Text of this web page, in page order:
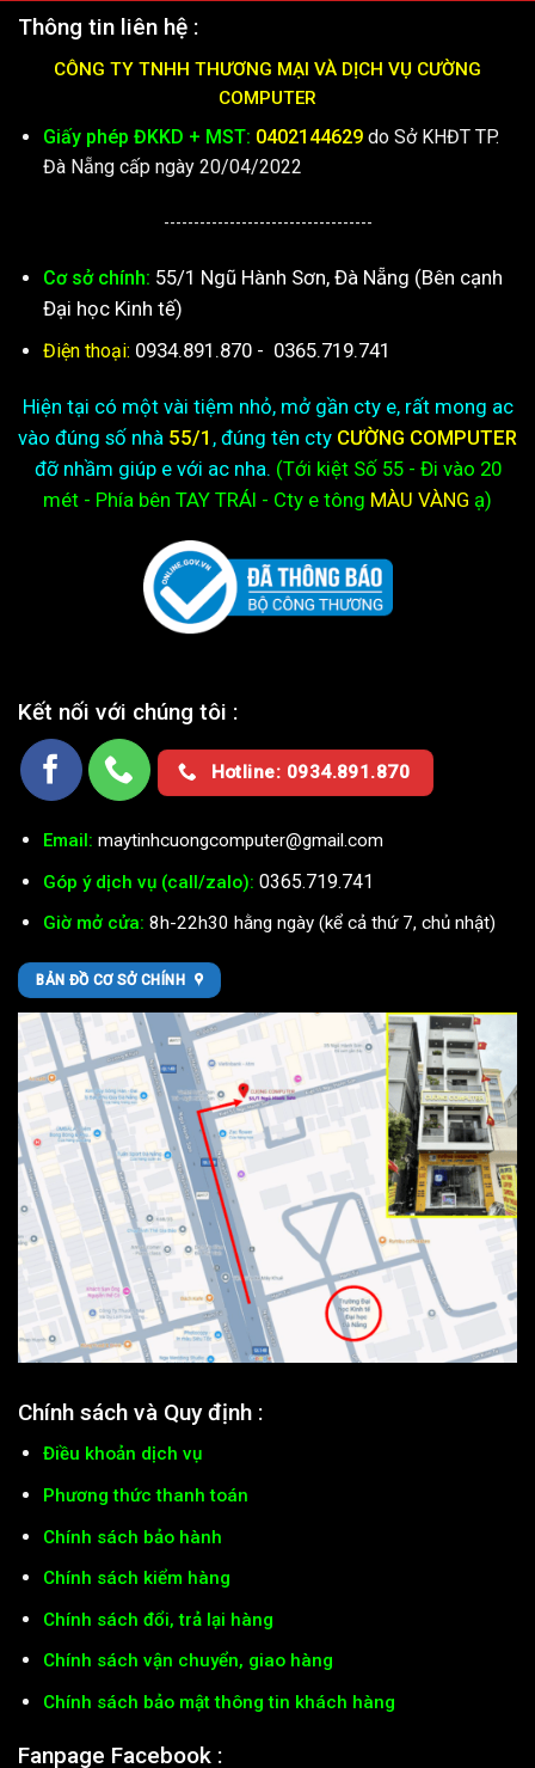
Thông tin liên hệ :
CÔNG TY TNHH THƯƠNG MẠI VÀ DỊCH VỤ CƯỜNG
COMPUTER
Giấy phép ĐKKD + MST: 0402144629do Sở KHĐT TP.
Đà Nẵng cấp ngày 20/04/2022
-----------------------------------
Cơ sở chính: 55/1 Ngũ Hành Sơn, Đà Nẵng (Bên cạnh
Đại học Kinh tế)
Điện thoại: 0934.891.870 - 0365.719.741
Hiện tại có một vài tiệm nhỏ, mở gần cty e, rất mong ac
vào đúng số nhà 55/1 , đúng tên cty CƯỜNG COMPUTER
đỡ nhầm giúp e với ac nha. (Tới kiệtSố 55 - Đi vào 20
mét - Phía bên TAY TRÁI - Cty e tông MÀU VÀNG ạ)
Kết nối với chúng tôi :
Hotline: 0934.891.870
Email: maytinhcuongcomputer@gmail.com
Góp ý dịch vụ (call/zalo): 0365.719.741
Giờ mở cửa: 8h-22h30 hằng ngày (kể cả thứ 7, chủ nhật)
BẢN ĐỒ CƠ SỞ CHÍNH
Chính sách và Quy định :
Điều khoản dịch vụ
Phương thức thanh toán
Chính sách bảo hành
Chính sách kiểm hàng
Chính sách đổi, trả lại hàng
Chính sách vận chuyển, giao hàng
Chính sách bảo mật thông tin khách hàng
Fanpage Facebook :